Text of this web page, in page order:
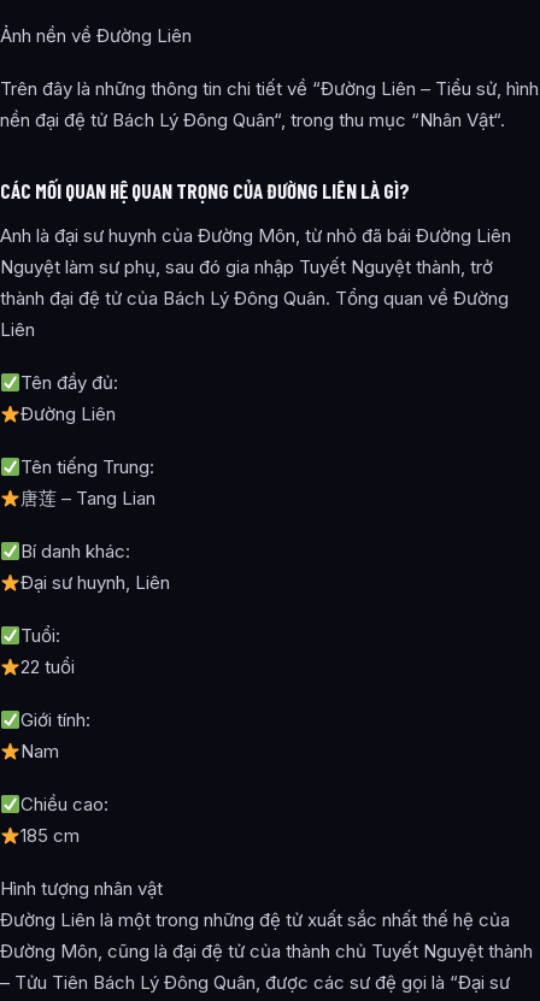
Ảnh nền về Đường Liên
Trên đây là những thông tin chi tiết về “Đường Liên – Tiểu sử, hình
nền đại đệ tử Bách Lý Đông Quân“, trong thu mục “Nhân Vật“.
CÁC MỐI QUAN HỆ QUAN TRỌNG CỦA ĐƯỜNG LIÊN LÀ GÌ?
Anh là đại sư huynh của Đường Môn, từ nhỏ đã bái Đường Liên
Nguyệt làm sư phụ, sau đó gia nhập Tuyết Nguyệt thành, trở
thành đại đệ tử của Bách Lý Đông Quân. Tổng quan về Đường
Liên
Tên đầy đủ:
Đường Liên
Tên tiếng Trung:
唐莲 – Tang Lian
Bí danh khác:
Đại sư huynh, Liên
Tuổi:
22 tuổi
Giới tính:
Nam
Chiều cao:
185 cm
Hình tượng nhân vật
Đường Liên là một trong những đệ tử xuất sắc nhất thế hệ của
Đường Môn, cũng là đại đệ tử của thành chủ Tuyết Nguyệt thành
– Tửu Tiên Bách Lý Đông Quân, được các sư đệ gọi là “Đại sư